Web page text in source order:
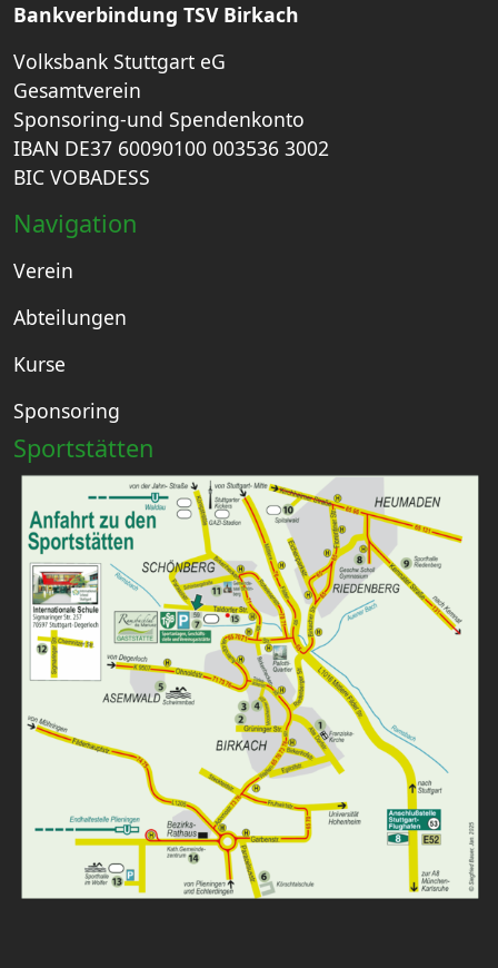
Bankverbindung TSV Birkach
Volksbank Stuttgart eG
Gesamtverein
Sponsoring-und Spendenkonto
IBAN DE37 60090100 003536 3002
BIC VOBADESS
Navigation
Verein
Abteilungen
Kurse
Sponsoring
Sportstätten